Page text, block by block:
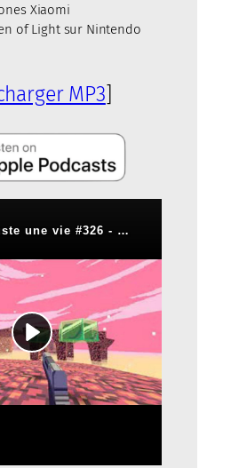
Xiaomi
of Light sur Nintendo
MP3]